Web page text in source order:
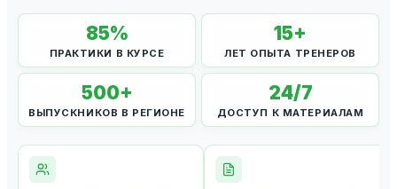
85%
ПРАКТИКИ В КУРСЕ
15+
ЛЕТ ОПЫТА ТРЕНЕРОВ
500+
ВЫПУСКНИКОВ В РЕГИОНЕ
24/7
ДОСТУП К МАТЕРИАЛАМ